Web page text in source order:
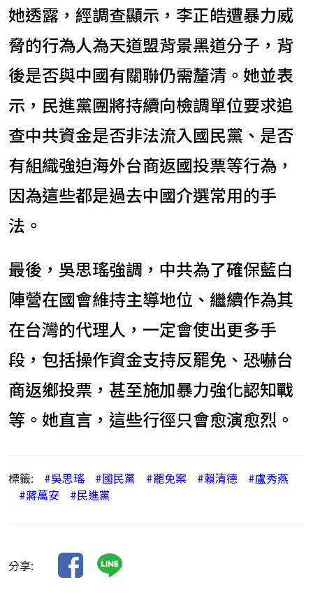
她透露，經調查顯示，李正皓遭暴力威
脅的行為人為天道盟背景黑道分子，背
後是否與中國有關聯仍需釐清。她並表
示，民進黨團將持續向檢調單位要求追
查中共資金是否非法流入國民黨、是否
有組織強迫海外台商返國投票等行為，
因為這些都是過去中國介選常用的手
法。
最後，吳思瑤強調，中共為了確保藍白
陣營在國會維持主導地位、繼續作為其
在台灣的代理人，一定會使出更多手
段，包括操作資金支持反罷免、恐嚇台
商返鄉投票，甚至施加暴力強化認知戰
等。她直言，這些行徑只會愈演愈烈。
標籤: #吳思瑤 #國民黨 #罷免案 #賴清德
#盧秀燕
#蔣萬安
#民進黨
分享: